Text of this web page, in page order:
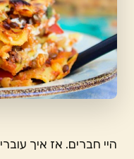
היי חברים. אז איך